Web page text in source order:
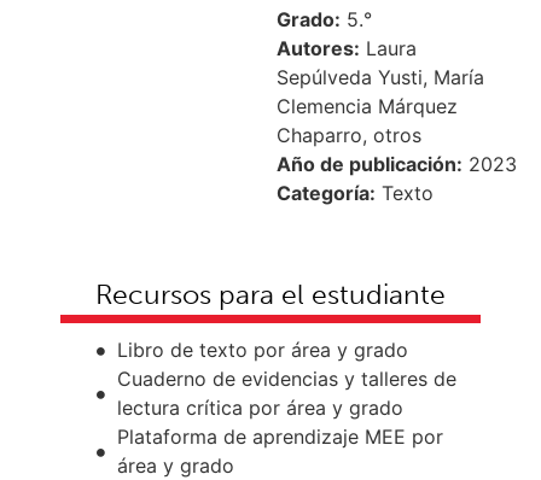
Grado: 5.°
Autores: Laura
Sepúlveda Yusti, María
Clemencia Márquez
Chaparro, otros
Año de publicación: 2023
Categoría: Texto
Recursos para el estudiante
Libro de texto por área y grado
Cuaderno de evidencias y talleres de
lectura crítica por área y grado
Plataforma de aprendizaje MEE por
área y grado